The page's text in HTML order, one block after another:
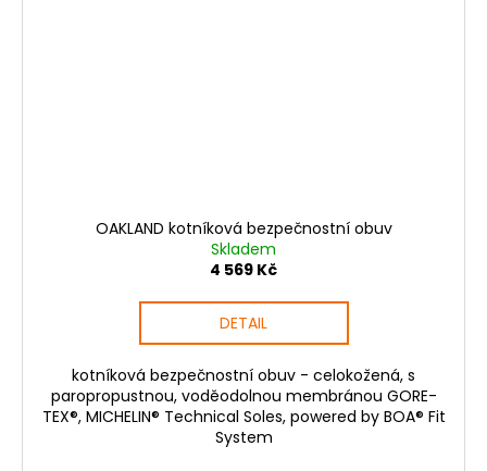
OAKLAND kotníková bezpečnostní obuv
Skladem
4 569 Kč
DETAIL
kotníková bezpečnostní obuv - celokožená, s
paropropustnou, voděodolnou membránou GORE-
TEX®, MICHELIN® Technical Soles, powered by BOA® Fit
System